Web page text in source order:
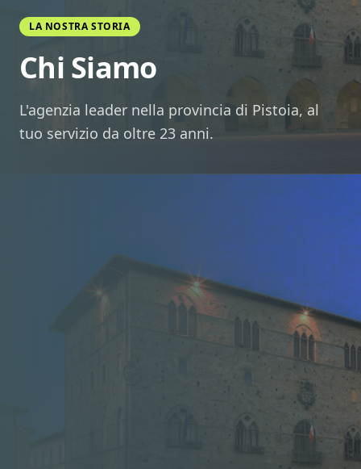
LA NOSTRA STORIA
Chi Siamo
L'agenzia leader nella provincia di Pistoia, al
tuo servizio da oltre 23 anni.